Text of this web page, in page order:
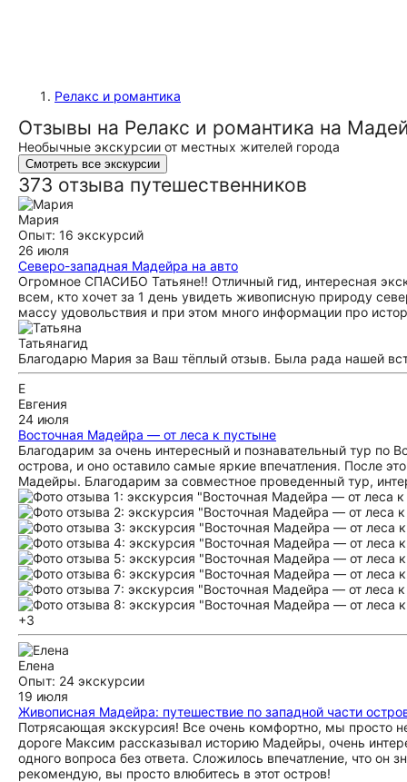
Релакс и романтика
Отзывы на Релакс и романтика на
Необычные экскурсии от местных жителей города
Смотреть все экскурсии
373 отзыва путешественников
Мария
Опыт: 16 экскурсий
26 июля
Северо-западная Мадейра на авто
Огромное СПАСИБО Татьяне!! Отличный гид, интересная
всем, кто хочет за 1 день увидеть живописную природу
массу удовольствия и при этом много информации про
Татьянагид
Благодарю Мария за Ваш тёплый отзыв. Была рада нашей
Е
Евгения
24 июля
Восточная Мадейра — от леса к пустыне
Благодарим за очень интересный и познавательный тур по
острова, и оно оставило самые яркие впечатления. После
Мадейры. Благодарим за совместное проведенный тур,
+3
Елена
Опыт: 24 экскурсии
19 июля
Живописная Мадейра: путешествие по западной части
Потрясающая экскурсия! Все очень комфортно, мы просто
дороге Максим рассказывал историю Мадейры, очень
одного вопроса без ответа. Сложилось впечатление, что он
рекомендую, вы просто влюбитесь в этот остров!